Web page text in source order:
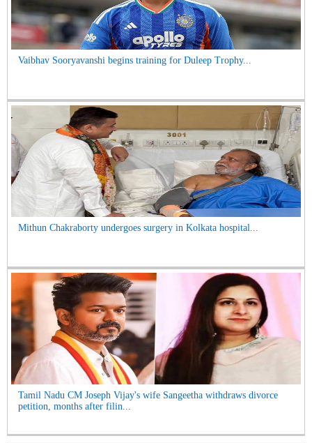
Vaibhav Sooryavanshi begins training for Duleep Trophy...
Mithun Chakraborty undergoes surgery in Kolkata hospital...
Tamil Nadu CM Joseph Vijay's wife Sangeetha withdraws divorce
petition, months after filin...